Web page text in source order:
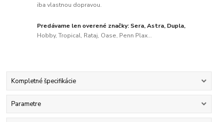
iba vlastnou dopravou.
Predávame len overené značky: Sera, Astra, Dupla,
Hobby, Tropical, Rataj, Oase, Penn Plax...
Kompletné špecifikácie
Parametre